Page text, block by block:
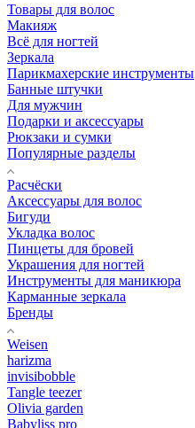
Товары для волос
Макияж
Всё для ногтей
Зеркала
Парикмахерские инструменты
Банные штучки
Для мужчин
Подарки и аксессуары
Рюкзаки и сумки
Популярные разделы
Расчёски
Аксессуары для волос
Бигуди
Укладка волос
Пинцеты для бровей
Украшения для ногтей
Инструменты для маникюра
Карманные зеркала
Бренды
Weisen
harizma
invisibobble
Tangle teezer
Olivia garden
Babyliss pro